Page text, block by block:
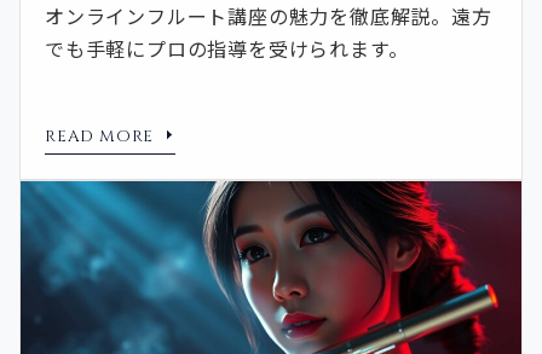
オンラインフルート講座の魅力を徹底解説。遠方
でも手軽にプロの指導を受けられます。
READ MORE